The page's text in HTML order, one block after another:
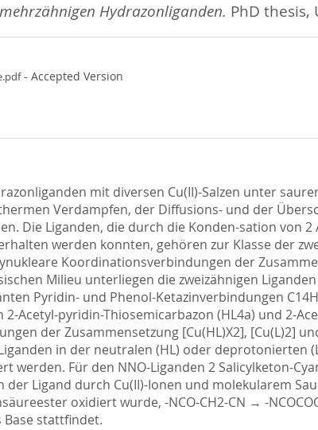
Hydrazonliganden. PhD
- Accepted Version
mit diversen Cu(II)-Salzen unter
Verdampfen, der Diffusions- und der
Die Liganden, die durch die Konden-sation von 2
werden konnten, gehören zur Klasse der
Koordinationsverbindungen der
Milieu unterliegen die zweizähnigen
Pyridin- und Phenol-Ketazinverbindungen
2-Acetyl-pyridin-Thiosemicarbazon (HL4a) und 2-
der Zusammensetzung [Cu(HL)X2], [Cu(L)2] und
in der neutralen (HL) oder
werden. Für den NNO-Liganden 2 Salicylketon-
Ligand durch Cu(II)-Ionen und molekularem
oxidiert wurde, -NCO-CH2-CN → -
stattfindet.